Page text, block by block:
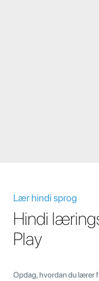
Lær hindi sprog
Hindi
Play
Opdag, hvordan du lærer